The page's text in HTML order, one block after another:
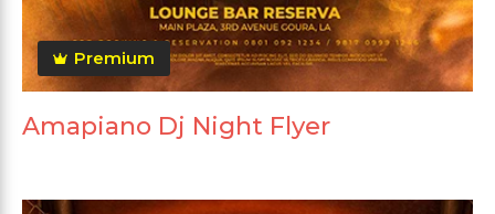
Premium
Amapiano Dj Night Flyer